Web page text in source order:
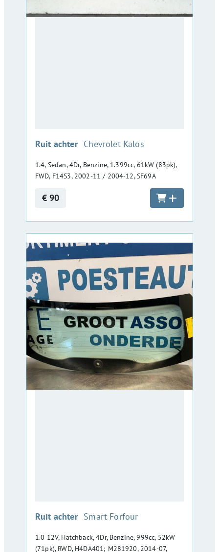
Ruit achter :Chevrolet Kalos
1.4, Sedan, 4Dr, Benzine, 1.399cc, 61kW (83pk),
FWD, F14S3, 2002-11 / 2004-12, SF69A
€ 90
Ruit achter :Smart Forfour
1.0 12V, Hatchback, 4Dr, Benzine, 999cc, 52kW
(71pk), RWD, H4DA401; M281920, 2014-07,